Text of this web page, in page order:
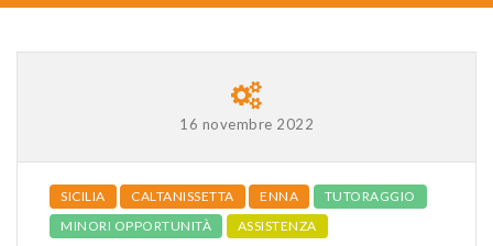
16 novembre 2022
SICILIA CALTANISSETTA ENNA
TUTORAGGIO
MINORI OPPORTUNITÀ
ASSISTENZA